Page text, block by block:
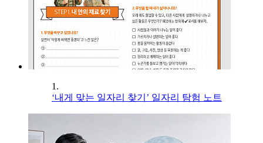
1.
‘내게 맞는 일자리 찾기’ 일자리 탐험 노트